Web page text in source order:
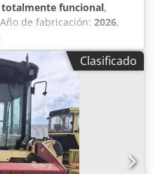
totalmente funcional,
de fabricación: 2026,
cabina, control de
de banda
F3.8 (100 kW) * Peso
kg * Carga lineal
Adgskr * Control de
* ¡NUEVO!
Clasificado